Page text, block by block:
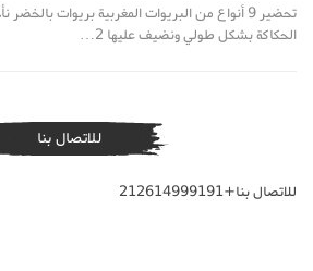
الحكاكة بشكل طولي ونضيف عليها 2…
للاتصال بنا
للاتصال بنا+212614999191